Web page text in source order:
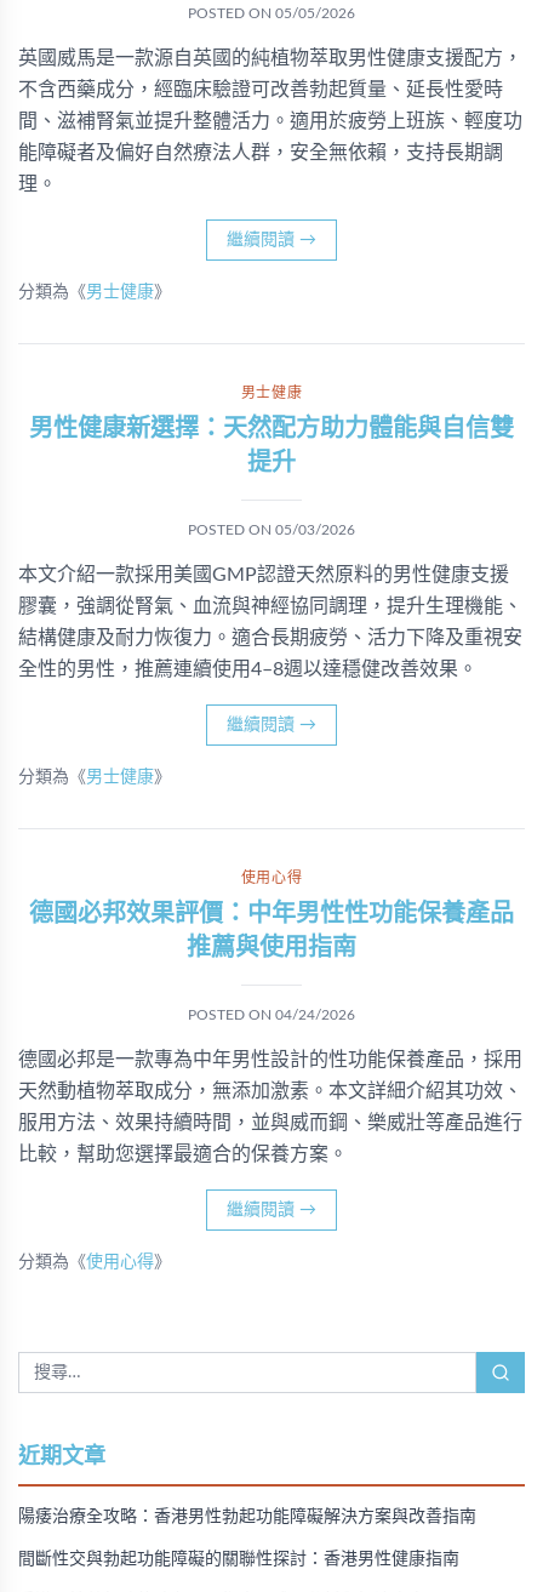
POSTED ON 05/05/2026
英國威馬是一款源自英國的純植物萃取男性健康支援配方，
不含西藥成分，經臨床驗證可改善勃起質量、延長性愛時
間、滋補腎氣並提升整體活力。適用於疲勞上班族、輕度功
能障礙者及偏好自然療法人群，安全無依賴，支持長期調
理。
繼續閱讀 →
分類為《男士健康》
男士健康
男性健康新選擇：天然配方助力體能與自信雙
提升
POSTED ON 05/03/2026
本文介紹一款採用美國GMP認證天然原料的男性健康支援
膠囊，強調從腎氣、血流與神經協同調理，提升生理機能、
結構健康及耐力恢復力。適合長期疲勞、活力下降及重視安
全性的男性，推薦連續使用4–8週以達穩健改善效果。
繼續閱讀 →
分類為《男士健康》
使用心得
德國必邦效果評價：中年男性性功能保養產品
推薦與使用指南
POSTED ON 04/24/2026
德國必邦是一款專為中年男性設計的性功能保養產品，採用
天然動植物萃取成分，無添加激素。本文詳細介紹其功效、
服用方法、效果持續時間，並與威而鋼、樂威壯等產品進行
比較，幫助您選擇最適合的保養方案。
繼續閱讀 →
分類為《使用心得》
近期文章
陽痿治療全攻略：香港男性勃起功能障礙解決方案與改善指南
間斷性交與勃起功能障礙的關聯性探討：香港男性健康指南